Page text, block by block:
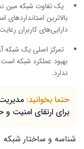
یک تفاوت شبکه مین
بالاترین
دارایی‌های کاربران
تمرکز اصلی یک شبکه
بهبود عملکرد شبکه
ندارد.
حتما بخوانید:
برای ارتقای
شناسه و ساختار شبکه